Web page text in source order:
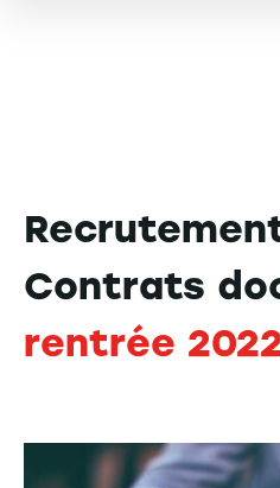
Contrats
rentrée